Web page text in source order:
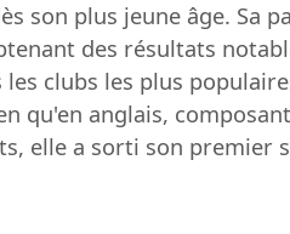
son plus jeune âge. Sa
des résultats
les clubs les plus
qu'en anglais,
elle a sorti son premier